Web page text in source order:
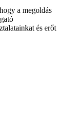
a megoldás
és erőt